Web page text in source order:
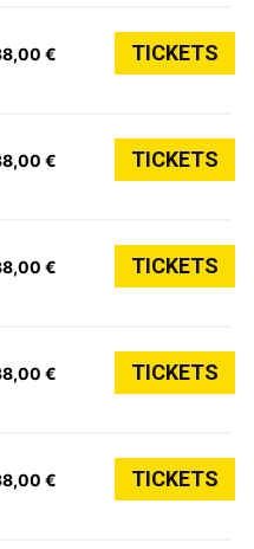
€ TICKETS
€ TICKETS
€ TICKETS
€ TICKETS
€ TICKETS